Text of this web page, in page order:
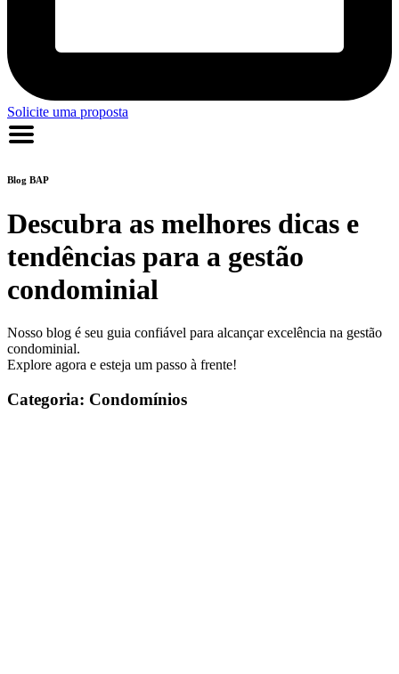
Solicite uma proposta
Blog BAP
Descubra as melhores dicas e
tendências para a gestão
condominial
Nosso blog é seu guia confiável para alcançar excelência na gestão
condominial.
Explore agora e esteja um passo à frente!
Categoria: Condomínios